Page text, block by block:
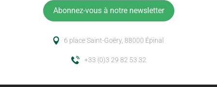
Abonnez-vous à notre newsletter
6 place Saint-Goëry, 88000 Épinal
+33 (0)3 29 82 53 32